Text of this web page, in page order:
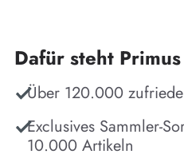
Dafür steht Primus
Über 120.000
Exclusives Sammler-
10.000 Artikeln